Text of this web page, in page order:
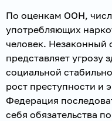
По оценкам ООН,
употребляющих
человек. Незаконный
представляет угрозу
социальной
рост преступности и
Федерация
себя обязательства